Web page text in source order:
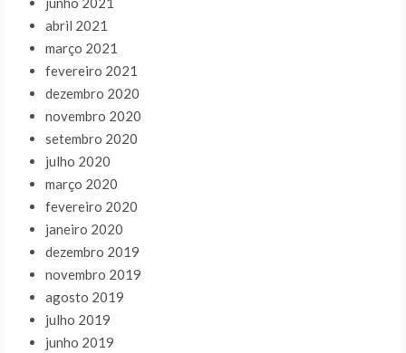
abril 2021
março 2021
fevereiro 2021
dezembro 2020
novembro 2020
setembro 2020
julho 2020
março 2020
fevereiro 2020
janeiro 2020
dezembro 2019
novembro 2019
agosto 2019
julho 2019
junho 2019